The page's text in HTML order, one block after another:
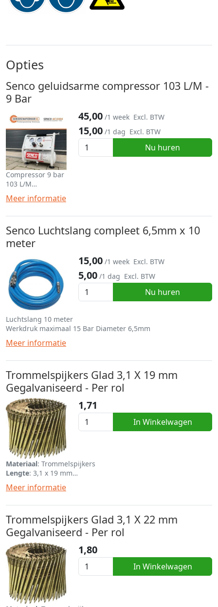
Opties
Senco geluidsarme compressor 103 L/M -
9 Bar
15,00 /1 dag Excl. BTW
45,00 /1 week Excl. BTW
Nu huren
Compressor 9 bar
103 L/M
De draagbare, compacte en krachtige SENCO AC10304
compressor is de ideale olievrije compressor met een laag
deze compressor direct op de plaats van gebruik plaatsen!
Meer informatie
Senco Luchtslang compleet 6,5mm x 10
meter
5,00 /1 dag Excl. BTW
15,00 /1 week Excl. BTW
Nu huren
Luchtslang 10 meter
Werkdruk maximaal 15 Bar Diameter 6,5mm
Meer informatie
Trommelspijkers Glad 3,1 X 19 mm
Gegalvaniseerd - Per rol
1,71
In Winkelwagen
Materiaal: Trommelspijkers
Lengte: 3,1 x 19 mm
Eenheid
: Per rol van 120
Meer informatie
Trommelspijkers Glad 3,1 X 22 mm
Gegalvaniseerd - Per rol
1,80
In Winkelwagen